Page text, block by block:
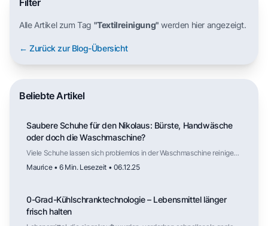
Alle Artikel zum Tag "Textilreinigung" werden hier angezeigt.
← Zurück zur Blog-Übersicht
Beliebte Artikel
Saubere Schuhe für den Nikolaus: Bürste, Handwäsche
oder doch die Waschmaschine?
Viele Schuhe lassen sich problemlos in der Waschmaschine reinigen,
hingegen ist selten geeignet. Mit der richtigen Vorbereitung und
Tür.
Maurice • 6 Min. Lesezeit • 06.12.25
0-Grad-Kühlschranktechnologie – Lebensmittel länger
frisch halten